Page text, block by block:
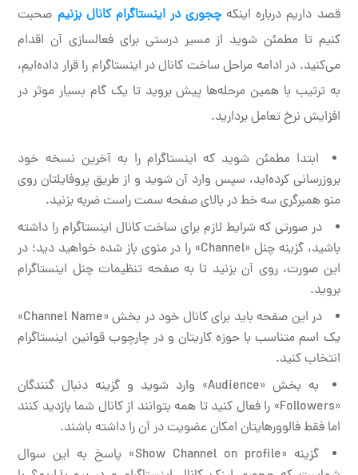
قصد داریم درباره اینکهچجوری در اینستاگرام کانال بزنیم صحبت
کنیم تا مطمئن شوید از مسیر درستی برای فعالسازی آن اقدام
می‌کنید. در ادامه مراحل ساخت کانال در اینستاگرام را قرار داده‌ایم،
به ترتیب با همین مرحله‌ها پیش بروید تا یک گام بسیار موثر در
افزایش نرخ تعامل بردارید.
ابتدا مطمئن شوید که اینستاگرام را به آخرین نسخه خود
بروزرسانی کرده‌اید، سپس وارد آن شوید و از طریق پروفایلتان روی
منو همبرگری سه خط در بالای صفحه سمت راست ضربه بزنید.
در صورتی که شرایط لازم برای ساخت کانال اینستاگرام را داشته
باشید، گزینه چنل «Channel» را در منوی باز شده خواهید دید؛ در
این صورت، روی آن بزنید تا به صفحه تنظیمات چنل اینستاگرام
بروید.
در این صفحه باید برای کانال خود در بخش «Channel Name»
یک اسم متناسب با حوزه کاریتان و در چارچوب قوانین اینستاگرام
انتخاب کنید.
به بخش «Audience» وارد شوید و گزینه دنبال گنندگان
«Followers» را فعال کنید تا همه بتوانند از کانال شما بازدید کنند
اما فقط فالوورهایتان امکان عضویت در آن را داشته باشند.
گزینه «Show Channel on profile» پاسخ به این سوال